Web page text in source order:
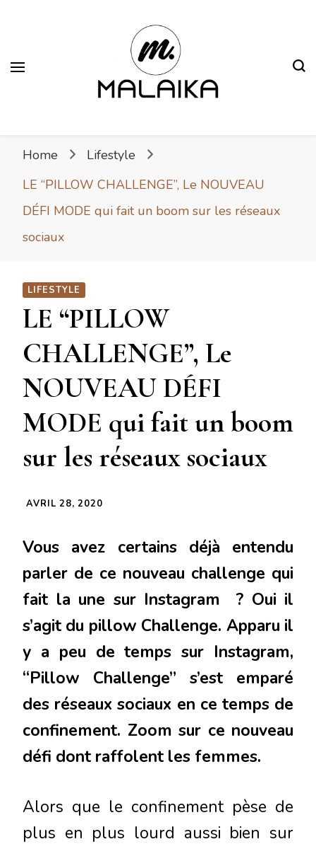
Home
Lifestyle
LE “PILLOW CHALLENGE”, Le NOUVEAU
DÉFI MODE qui fait un boom sur les réseaux
sociaux
LIFESTYLE
LE “PILLOW
CHALLENGE”, Le
NOUVEAU DÉFI
MODE qui fait un boom
sur les réseaux sociaux
AVRIL 28, 2020
Vous avez certains déjà entendu
parler de ce nouveau challenge qui
fait la une sur Instagram ? Oui il
s’agit du pillow Challenge. Apparu il
y a peu de temps sur Instagram,
“Pillow Challenge” s’est emparé
des réseaux sociaux en ce temps de
confinement. Zoom sur ce nouveau
défi dont raffolent les femmes.
Alors que le confinement pèse de
plus en plus lourd aussi bien sur